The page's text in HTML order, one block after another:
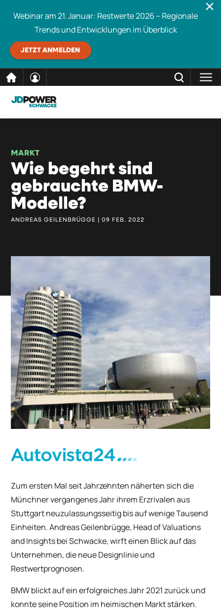
Inhalt
Webinar am 21. Januar: Restwerte 2026 – Regionale
Trends und Entwicklungen im Überblick
JETZT ANMELDEN
MARKT
Wie begehrt sind
gebrauchte BMW-
Modelle?
ANDREAS GEILENBRÜGGE | 09 FEB. 2022
Zum ersten Mal seit Jahrzehnten näherten sich die
Münchner vergangenes Jahr ihrem Erzrivalen aus
Stuttgart neuzulassungsseitig bis auf wenige Tausend
Einheiten. Andreas Geilenbrügge, Head of Valuations
and Insights bei Schwacke, wirft einen Blick auf das
Unternehmen, die neue Designlinie und
Restwertprognosen.
BMW blickt auf ein erfolgreiches Jahr 2021 zurück und
konnte seine Position im heimischen Markt stärken.